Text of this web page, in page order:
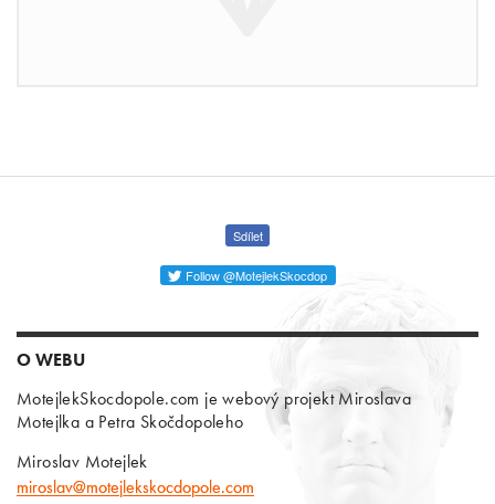
Sdílet
Follow @MotejlekSkocdop
O WEBU
MotejlekSkocdopole.com je webový projekt Miroslava
Motejlka a Petra Skočdopoleho
Miroslav Motejlek
miroslav@motejlekskocdopole.com